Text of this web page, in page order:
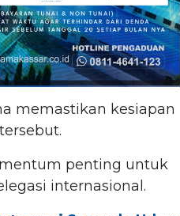
memastikan kesiapan
penting untuk
internasional.